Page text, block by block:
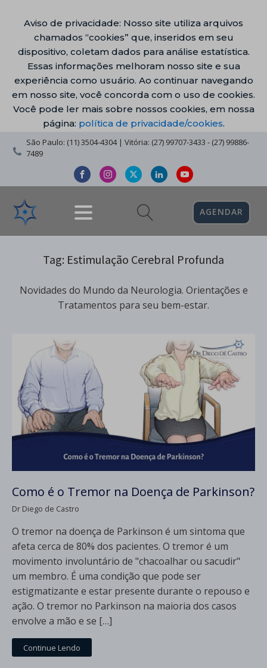
Aviso de privacidade: Nosso site utiliza arquivos
chamados “cookies” que, inseridos em seu
dispositivo, coletam dados para análise estatística.
Essas informações melhoram nosso site e sua
experiência como usuário. Ao continuar navegando
em nosso site, você concorda com o uso de cookies.
Você pode ler mais sobre nossos cookies, em nossa
página: política de privacidade/cookies.
São Paulo: (11) 3504-4304 | Vitória: (27) 99707-3433 - (27) 99886-
7489
AGENDAR
Tag: Estimulação Cerebral Profunda
Novidades do Mundo da Neurologia. Orientações e
Tratamentos para seu bem-estar.
Como é o Tremor na Doença de Parkinson?
Dr Diego de Castro
O tremor na doença de Parkinson é um sintoma que
afeta cerca de 80% dos pacientes. O tremor é um
movimento involuntário de "chacoalhar ou sacudir"
um membro. É uma condição que pode ser
estigmatizante e estar presente durante o repouso e
ação. O tremor no Parkinson na maioria dos casos
envolve a mão e se […]
Continue Lendo